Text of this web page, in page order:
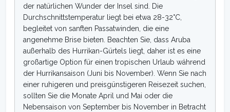
der natürlichen Wunder der Insel sind. Die
Durchschnittstemperatur liegt bei etwa 28-32°C,
begleitet von sanften Passatwinden, die eine
angenehme Brise bieten. Beachten Sie, dass Aruba
außerhalb des Hurrikan-Gürtels liegt, daher ist es eine
großartige Option für einen tropischen Urlaub während
der Hurrikansaison (Juni bis November). Wenn Sie nach
einer ruhigeren und preisgünstigeren Reisezeit suchen,
sollten Sie die Monate April und Mai oder die
Nebensaison von September bis November in Betracht